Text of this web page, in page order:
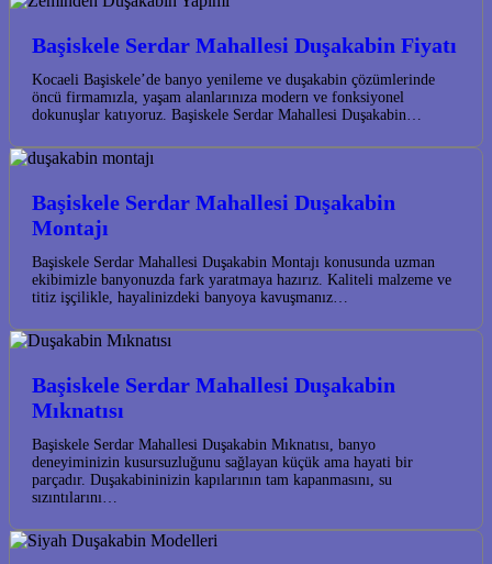
Başiskele Serdar Mahallesi Duşakabin Fiyatı
Kocaeli Başiskele’de banyo yenileme ve duşakabin çözümlerinde
öncü firmamızla, yaşam alanlarınıza modern ve fonksiyonel
dokunuşlar katıyoruz. Başiskele Serdar Mahallesi Duşakabin…
Başiskele Serdar Mahallesi Duşakabin
Montajı
Başiskele Serdar Mahallesi Duşakabin Montajı konusunda uzman
ekibimizle banyonuzda fark yaratmaya hazırız. Kaliteli malzeme ve
titiz işçilikle, hayalinizdeki banyoya kavuşmanız…
Başiskele Serdar Mahallesi Duşakabin
Mıknatısı
Başiskele Serdar Mahallesi Duşakabin Mıknatısı, banyo
deneyiminizin kusursuzluğunu sağlayan küçük ama hayati bir
parçadır. Duşakabininizin kapılarının tam kapanmasını, su
sızıntılarını…